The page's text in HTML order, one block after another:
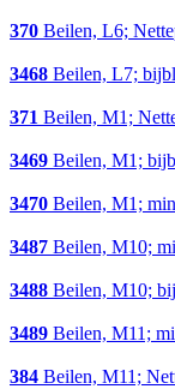
370 Beilen, L6;
3468 Beilen, L7;
371 Beilen, M1;
3469 Beilen, M1;
3470 Beilen, M1;
3487 Beilen, M10;
3488 Beilen, M10;
3489 Beilen, M11;
384 Beilen, M11;